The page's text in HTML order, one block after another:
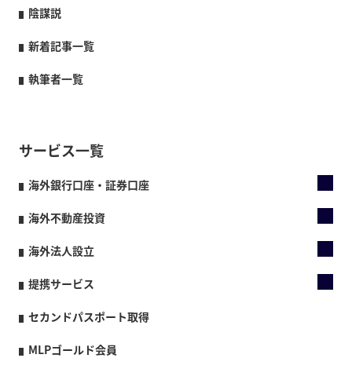
陰謀説
新着記事一覧
執筆者一覧
サービス一覧
海外銀行口座・証券口座
海外不動産投資
海外法人設立
提携サービス
セカンドパスポート取得
MLPゴールド会員